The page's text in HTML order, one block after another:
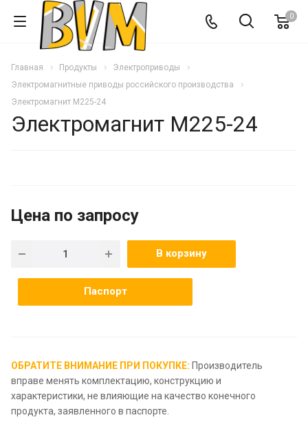
0
Главная Продукты
Электроприводы
Электромагнитные приводы российского производства
Электромагнит M225-24
Электромагнит M225-24
Цена по запросу
В корзину
Паспорт
ОБРАТИТЕ ВНИМАНИЕ ПРИ ПОКУПКЕ: Производитель
вправе менять комплектацию, конструкцию и
характеристики, не влияющие на качество конечного
продукта, заявленного в паспорте.